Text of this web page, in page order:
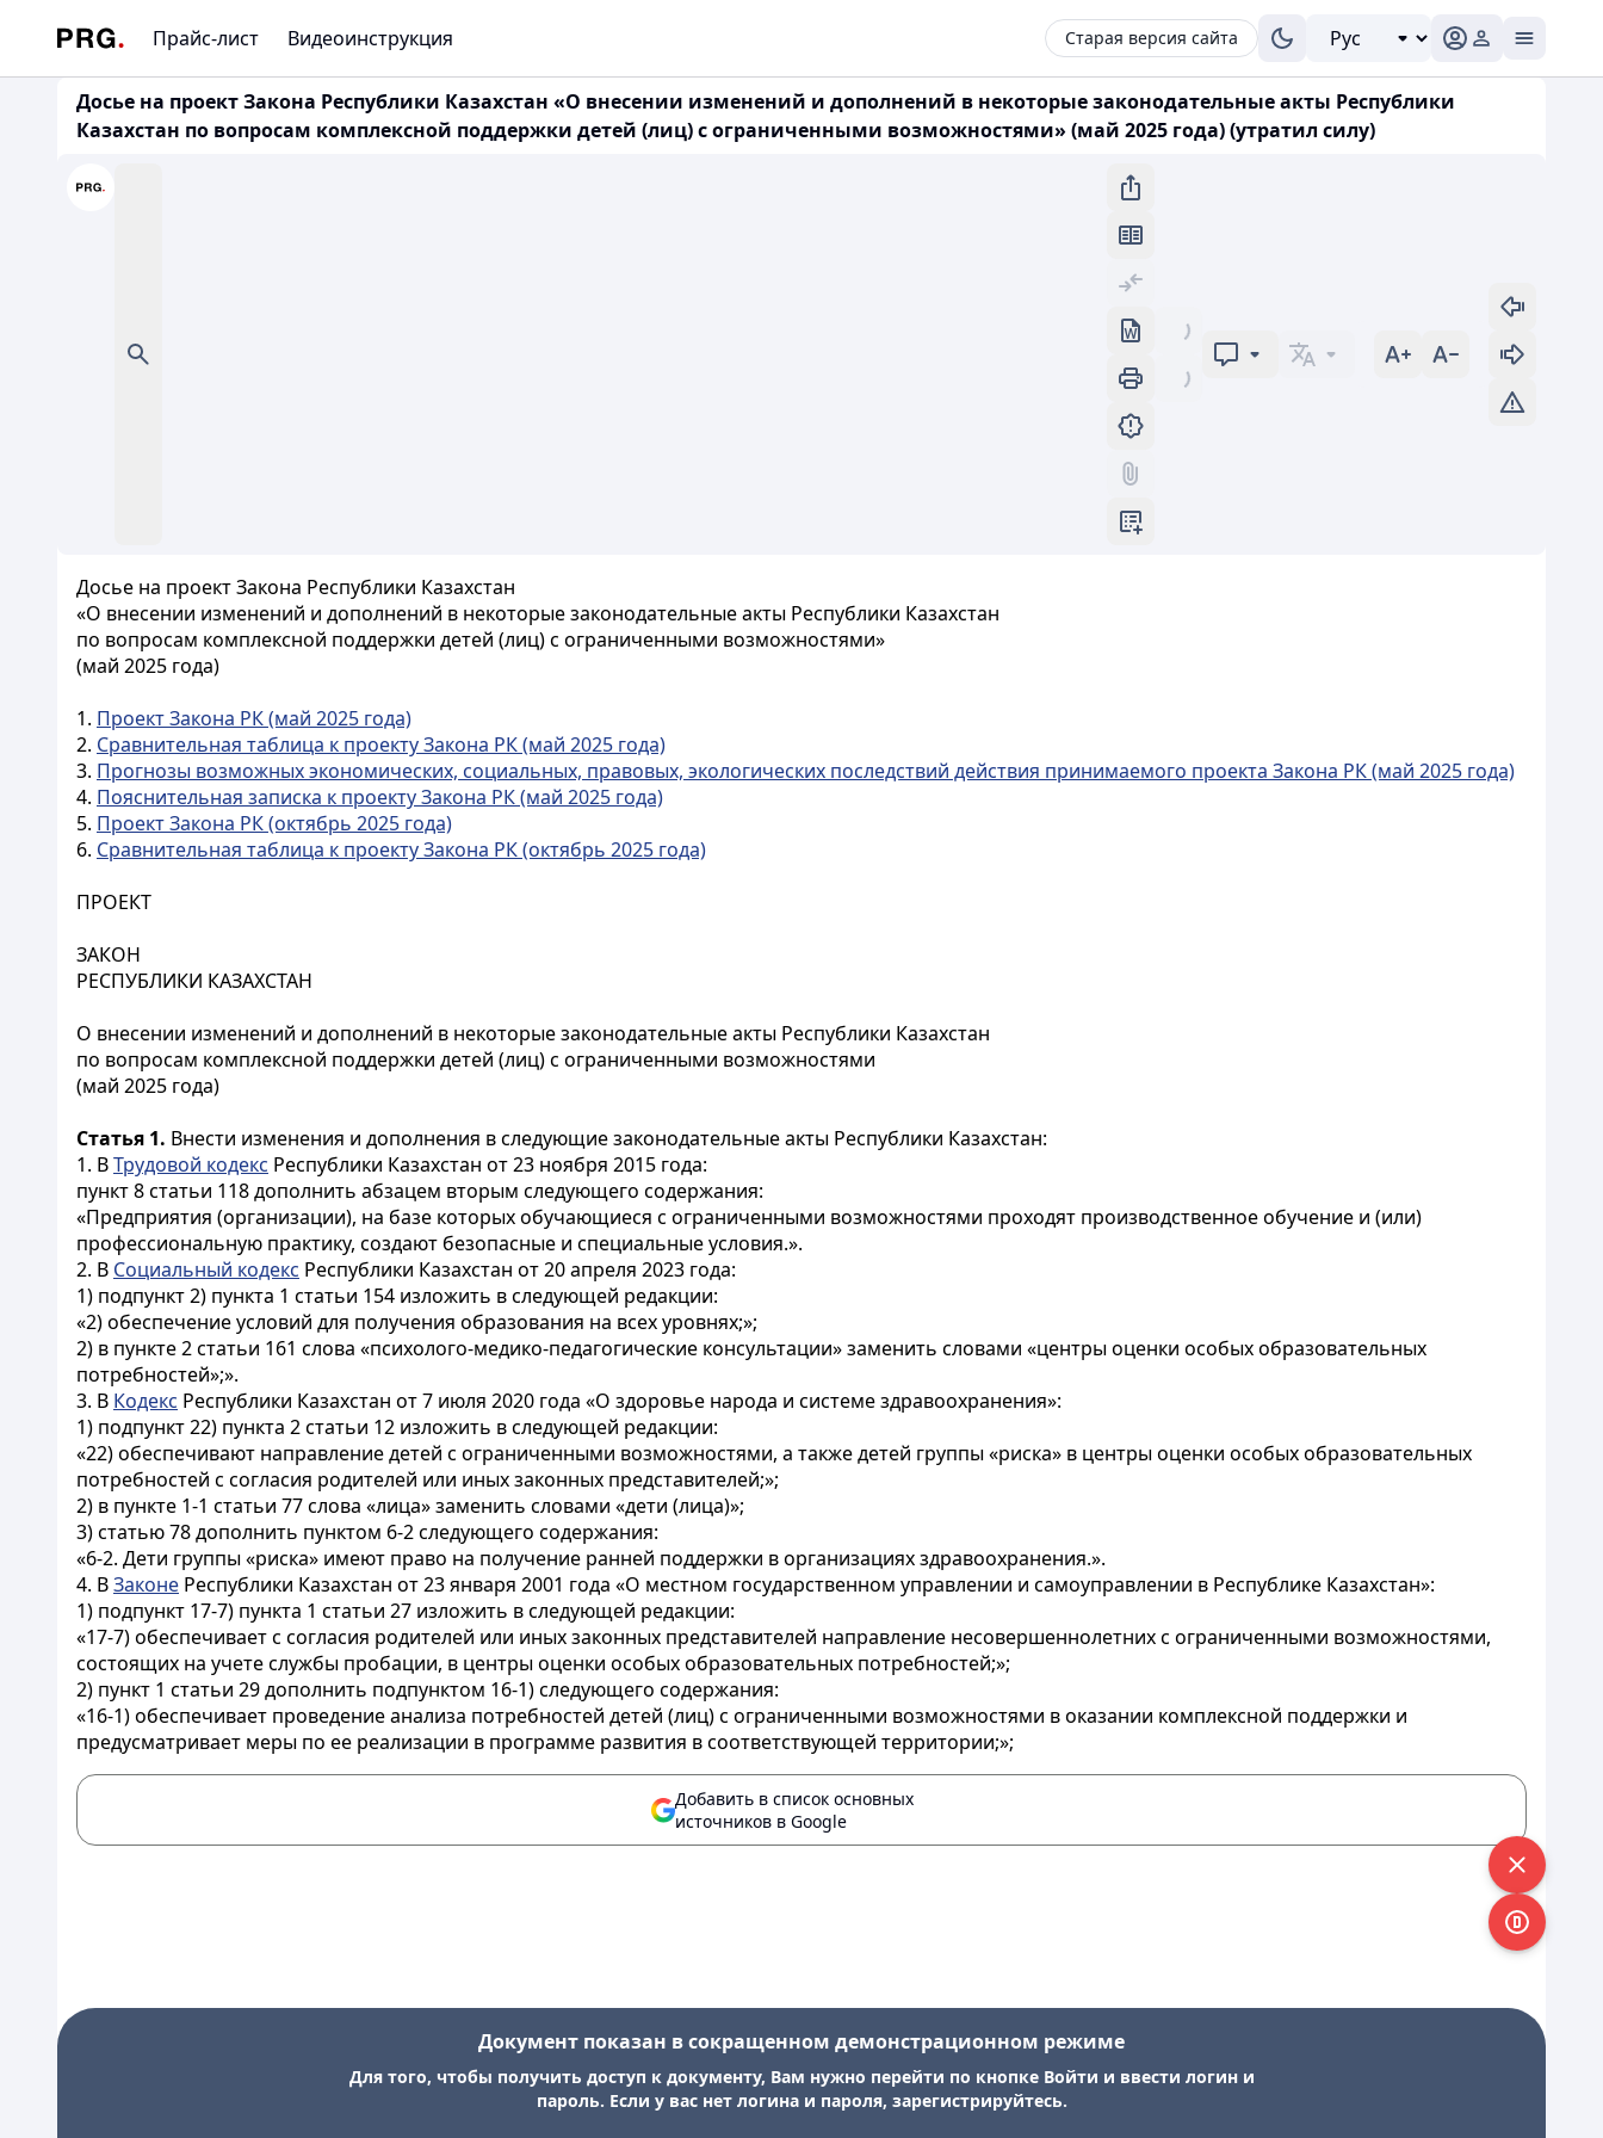
Прайс-лист Видеоинструкция Старая версия сайта
Досье на проект Закона Республики Казахстан «О внесении изменений и дополнений в некоторые законодательные акты Республики
Казахстан по вопросам комплексной поддержки детей (лиц) с ограниченными возможностями» (май 2025 года) (утратил силу)
Досье на проект Закона Республики Казахстан
«О внесении изменений и дополнений в некоторые законодательные акты Республики Казахстан
по вопросам комплексной поддержки детей (лиц) с ограниченными возможностями»
(май 2025 года)
1. Проект Закона РК (май 2025 года)
2. Сравнительная таблица к проекту Закона РК (май 2025 года)
3. Прогнозы возможных экономических, социальных, правовых, экологических последствий действия принимаемого проекта Закона РК (май 2025 года)
4. Пояснительная записка к проекту Закона РК (май 2025 года)
5. Проект Закона РК (октябрь 2025 года)
6. Сравнительная таблица к проекту Закона РК (октябрь 2025 года)
ПРОЕКТ
ЗАКОН
РЕСПУБЛИКИ КАЗАХСТАН
О внесении изменений и дополнений в некоторые законодательные акты Республики Казахстан
по вопросам комплексной поддержки детей (лиц) с ограниченными возможностями
(май 2025 года)
Статья 1. Внести изменения и дополнения в следующие законодательные акты Республики Казахстан:
1. ВТрудовой кодекс Республики Казахстан от 23 ноября 2015 года:
пункт 8 статьи 118 дополнить абзацем вторым следующего содержания:
«Предприятия (организации), на базе которых обучающиеся c ограниченными возможностями проходят производственное обучение и (или)
профессиональную практику, создают безопасные и специальные условия.».
2. В Социальный кодекс Республики Казахстан от 20 апреля 2023 года:
1) подпункт 2) пункта 1 статьи 154 изложить в следующей редакции:
«2) обеспечение условий для получения образования на всех уровнях;»;
2) в пункте 2 статьи 161 слова «психолого-медико-педагогические консультации» заменить словами «центры оценки особых образовательных
потребностей»;».
3. В Кодекс Республики Казахстан от 7 июля 2020 года «О здоровье народа и системе здравоохранения»:
1) подпункт 22) пункта 2 статьи 12 изложить в следующей редакции:
«22) обеспечивают направление детей с ограниченными возможностями, а также детей группы «риска» в центры оценки особых образовательных
потребностей c согласия родителей или иных законных представителей;»;
2) в пункте 1-1 статьи 77 слова «лица» заменить словами «дети (лица)»;
3) статью 78 дополнить пунктом 6-2 следующего содержания:
«6-2. Дети группы «риска» имеют право на получение ранней поддержки в организациях здравоохранения.».
4. ВЗаконе Республики Казахстан от 23 января 2001 года «О местном государственном управлении и самоуправлении в Республике Казахстан»:
1) подпункт 17-7) пункта 1 статьи 27 изложить в следующей редакции:
«17-7) обеспечивает с согласия родителей или иных законных представителей направление несовершеннолетних с ограниченными возможностями,
состоящих на учете службы пробации, в центры оценки особых образовательных потребностей;»;
2) пункт 1 статьи 29 дополнить подпунктом 16-1) следующего содержания:
«16-1) обеспечивает проведение анализа потребностей детей (лиц) c ограниченными возможностями в оказании комплексной поддержки и
предусматривает меры по ее реализации в программе развития в соответствующей территории;»;
Добавить в список основных
источников в Google
Документ показан в сокращенном демонстрационном режиме
Для того, чтобы получить доступ к документу, Вам нужно перейти по кнопке Войти и ввести логин и
пароль. Если у вас нет логина и пароля, зарегистрируйтесь.